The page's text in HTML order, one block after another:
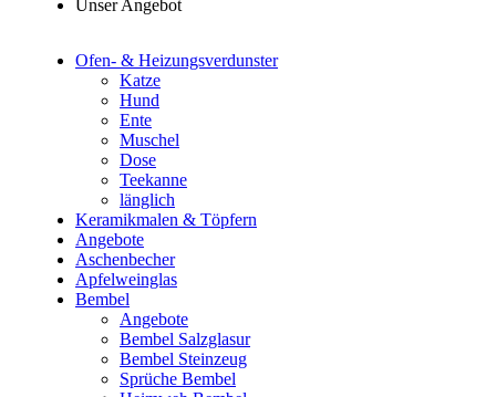
Unser Angebot
Ofen- & Heizungsverdunster
Katze
Hund
Ente
Muschel
Dose
Teekanne
länglich
Keramikmalen & Töpfern
Angebote
Aschenbecher
Apfelweinglas
Bembel
Angebote
Bembel Salzglasur
Bembel Steinzeug
Sprüche Bembel